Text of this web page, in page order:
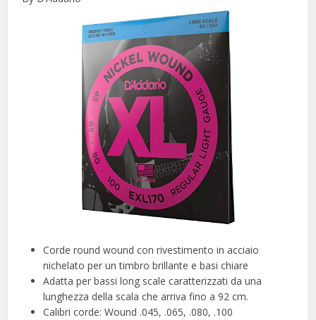
Corde round wound con rivestimento in acciaio
nichelato per un timbro brillante e basi chiare
Adatta per bassi long scale caratterizzati da una
lunghezza della scala che arriva fino a 92 cm.
Calibri corde: Wound .045, .065, .080, .100